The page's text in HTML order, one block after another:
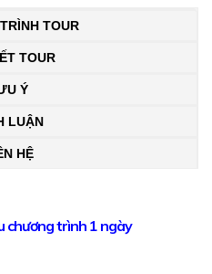
TOUR
TOUR
Ý
LUẬN
HỆ
chương trình 1 ngày